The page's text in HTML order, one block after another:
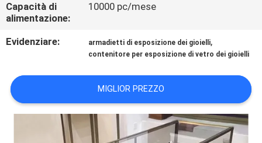
RICHIEDA
UNA
MAPPA
Capacità di
alimentazione:
10000 pc/mese
Evidenziare: armadietti di esposizione dei gioielli,
contenitore per esposizione di vetro dei gioielli
MIGLIOR PREZZO